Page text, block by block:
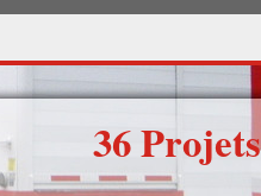
36